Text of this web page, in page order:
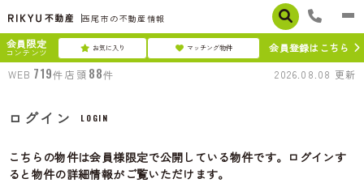
西尾市の不動産情報
会員限定
コンテンツ お気に入り マッチング物件
会員登録はこちら
WEB 719件 店頭 88件 2026.08.08 更新
ログイン LOGIN
こちらの物件は会員様限定で公開している物件です。ログインす
ると物件の詳細情報がご覧いただけます。